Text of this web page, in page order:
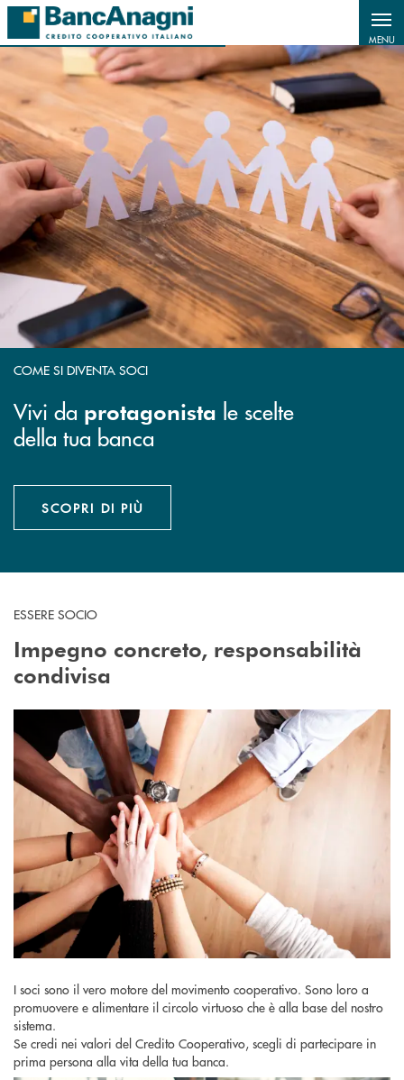
Salta al contenuto principale
MENU
COME SI DIVENTA SOCI
Vivi da protagonista le scelte
della tua banca
SCOPRI DI PIÙ
ESSERE SOCIO
Impegno concreto, responsabilità
condivisa
I soci sono il vero motore del movimento cooperativo. Sono loro a
promuovere e alimentare il circolo virtuoso che è alla base del nostro
sistema.
Se credi nei valori del Credito Cooperativo, scegli di partecipare in
prima persona alla vita della tua banca.